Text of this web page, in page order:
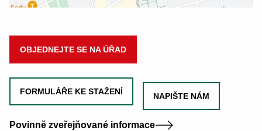
OBJEDNEJTE SE NA ÚŘAD
FORMULÁŘE KE STAŽENÍ NAPIŠTE NÁM
Povinně zveřejňované informace